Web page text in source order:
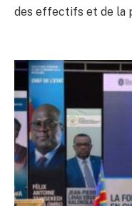
des effectifs et de la